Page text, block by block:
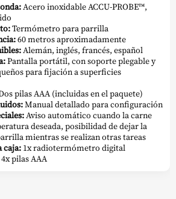
Acero inoxidable ACCU-PROBE™,
Termómetro para parrilla
60 metros aproximadamente
Alemán, inglés, francés, español
Pantalla portátil, con soporte plegable y
para fijación a superficies
pilas AAA (incluidas en el paquete)
Manual detallado para configuración
Aviso automático cuando la carne
deseada, posibilidad de dejar la
mientras se realizan otras tareas
caja: 1x radiotermómetro digital
pilas AAA